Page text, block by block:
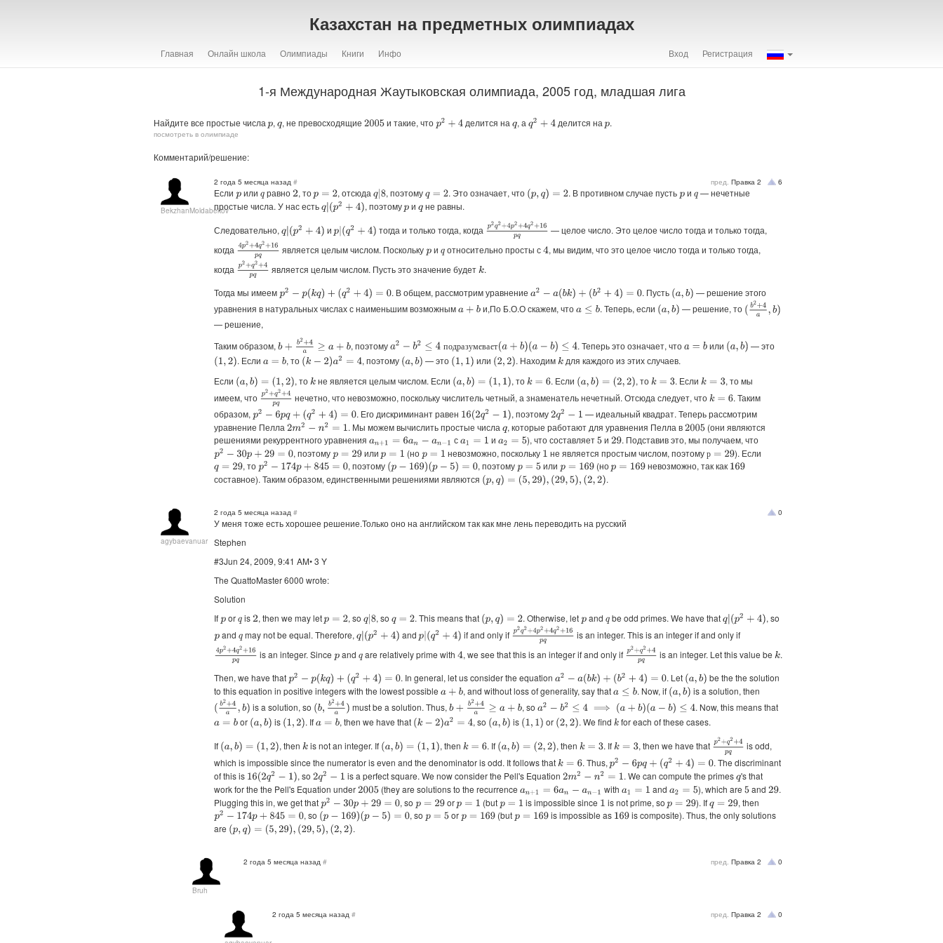
Казахстан на предметных олимпиадах
Главная Онлайн школа Олимпиады Книги Инфо Вход Регистрация
1-я Международная Жаутыковская олимпиада, 2005 год, младшая лига
Найдите все простые числа p,q, не превосходящие2005 и такие, что p2 +4 делится наq, аq2 +4 делится на p.
посмотреть в олимпиаде
Комментарий/решение:
BekzhanMoldabekov
пред. Правка 2 6
2 года 5 месяца назад #
Если pили qравно2, тоp=2 , отсюда q| 8, поэтомуq=2 . Это означает, что (p,q)= 2 . В противном случае пустьpи q— нечетные
простые числа. У нас естьq (p2+4) , поэтомуpи qне равны.
Следовательно,q (p2+4) и p| (q2+4) тогда и только тогда, когда p2q2+4p2+4q2+ pq
— целое число. Это целое число тогда и только тогда,
когда 4p2+4q2+16pq
является целым числом. Поскольку pи qотносительно просты с4, мы видим, что это целое число тогда и только тогда,
когда p2+q2+4 pq
является целым числом. Пусть это значение будетk.
Тогда мы имеем p2 −p (kq)+(q 2+ 4)=0 . В общем, рассмотрим уравнение a2 −a( bk)+(b 2+ 4)=0 . Пусть (a,b) — решение этого
уравнения в натуральных числах с наименьшим возможнымa+b и,По Б.О.О скажем, чтоa≤b . Теперь, если (a,b) — решение, то (b2+4a ,b)
— решение,
Таким образом,b b 2+4a≥ a+ b , поэтому подразумевает
a2 −b2≤4 под разумевает(a+b) (a−b)≤4 . Теперь это означает, чтоa=b или (a,b) — это
(1,2) . Если a=b , то (k− 2) a2=4 , поэтому (a,b) — это (1,1) или (2,2) . Находим k для каждого из этих случаев.
Если (a,b)= (1,2) , тоkне является целым числом. Если (a,b)= 1,1) , тоk=6 . Если (a,b)= (2,2) , тоk=3 . Если k=3
, то мы
имеем, что p2+q2+4 pq
нечетно, что невозможно, поскольку числитель четный, а знаменатель нечетный. Отсюда следует, чтоk=6
. Таким
образом, p2 −6 pq+(q2+4)= 0 . Его дискриминант равен 16(2q2 −1) , поэтому2q2 −1
— идеальный квадрат. Теперь рассмотрим
уравнение Пелла2m2−n2=1 . Мы можем вычислить простые числаq, которые работают для уравнения Пелла в2005 (они являются
решениями рекуррентного уравненияan+1 =6an−a n−1 сa1 =1 и a2 =5 ), что составляет5и29. Подставив это, мы получаем, что
p2 −30p+29= 0 , поэтому p=29 или p=1 (ноp=1 невозможно, поскольку 1 не является простым числом, поэтому р
р =29
). Если
q =29 , то p2 −174p+845 =0 , поэтому (p−169)(p−5)=0 , поэтомуp=5 или p=169 (ноp =169 невозможно, так как 169
составное). Таким образом, единственными решениями являются (p,q)= 5,29),(29,5 ),(2,2) .
agybaevanuar
0
2 года 5 месяца назад #
У меня тоже есть хорошее решение.Только оно на английском так как мне лень переводить на русский
Stephen
#3Jun 24, 2009, 9:41 AM• 3 Y
The QuattoMaster 6000 wrote:
Solution
Ifporqis2, then we may letp=2 , so q| 8, so q=2 . This means that (p,q)= 2 . Otherwise, letpand qbe odd primes. We have thatq (p2+4)
, so
pand qmay not be equal. Therefore,q (p2+4) and p| (q2+4) if and only if p2q2+4p2+4q2+ 16 pq
is an integer. This is an integer if and only if
4p2+4q2+16p q
is an integer. Since pand qare relatively prime with4, we see that this is an integer if and only if p2+q2+4 pq
is an integer. Let this value be k.
Then, we have that p2 −p (kq)+(q 2+ 4)=0 . In general, let us consider the equation a2 −a( bk)+(b 2+ 4)=0 . Let (a,b) be the the solution
to this equation in positive integers with the lowest possiblea+b , and without loss of generality, say thata≤b . Now, if (a,b)
is a solution, then
(b2+4 ,b) is a solution, so (b, b2+4a) must be a solution. Thus,b b 2+4a≥ a+ b , so a2 −b2≤4 ⟹(a +b)(a b)≤4
. Now, this means that
a=b or (a,b) is (1,2) . Ifa=b , then we have that (k− 2) a2=4 , so (a,b) is (1,1) or (2,2) . We find k for each of these cases.
If (a,b)= (1,2) , thenkis not an integer. If (a,b)= 1,1) , then k=6 . If (a,b)= (2,2) , then k=3 . Ifk=3 , then we have that p2+q2+4 pq
is odd,
which is impossible since the numerator is even and the denominator is odd. It follows thatk=6 . Thus, p2 −6 pq+(q2+4)= 0
. The discriminant
of this is 16(2q2 −1) , so2q2 −1 is a perfect square. We now consider the Pell's Equation2m2−n2=1 . We can compute the primesq's that
work for the the Pell's Equation under2005(they are solutions to the recurrence an+1 =6an−a n−1 with a1 =1 and a2 =5 ), which are5and29.
Plugging this in, we get that p2 −30p+29= 0 , so p=29 orp=1 (butp=1 is impossible since 1 is not prime, so p=29 ). Ifq=29
, then
p2 −174p+845 =0 , so (p−169)(p−5) =0 , so p=5 or p=169 (butp=169 is impossible as 169is composite). Thus, the only solutions
are (p,q)= 5,29),(29,5 ),(2,2) .
Bruh
пред. Правка 2 0
2 года 5 месяца назад #
пред. Правка 2 0
2 года 5 месяца назад #